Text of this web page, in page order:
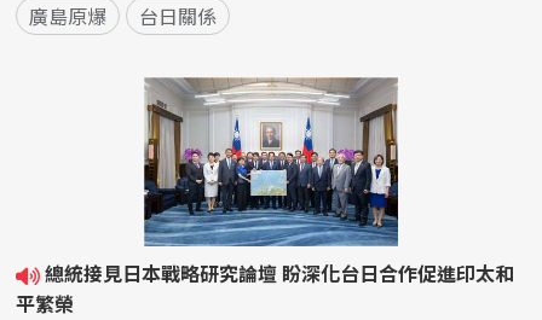
廣島原爆 台日關係
總統接見日本戰略研究論壇 盼深化台日合作促進印太和
平繁榮